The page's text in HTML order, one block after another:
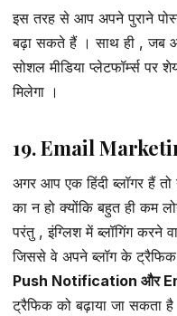
इस तरह से आप अपने पुराने
बढ़ा सकते हैं । साथ ही , जब
सोशल मीडिया प्लेटफॉर्म्स
मिलेगा ।
19. Email
अगर आप एक हिंदी ब्लॉगर हैं
का न हो क्योंकि बहुत ही कम
परंतु , इंग्लिश में ब्लॉगिंग करने
जिससे वे अपने ब्लॉग के ट्रैफिक
Push Notification और
ट्रैफिक को बढ़ाया जा सकता है